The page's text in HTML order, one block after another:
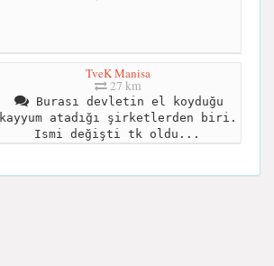
TveK Manisa
27 km
Burası devletin el koyduğu
kayyum atadığı şirketlerden biri.
Ismi değişti tk oldu...